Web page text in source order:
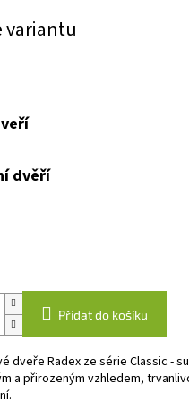
variantu
dvěří
Přidat do košíku
dveře Radex ze série Classic -
a přirozeným vzhledem,